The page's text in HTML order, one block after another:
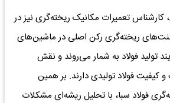
تعمیرات مکانیک ریخته‌گری نیز در
ریخته‌گری رکن اصلی در ماشین‌های
تولید فولاد به شمار می‌روند و نقش
کیفیت فولاد تولیدی دارند. بر همین
فولاد سبا، با تحلیل ریشه‌ای مشکلات